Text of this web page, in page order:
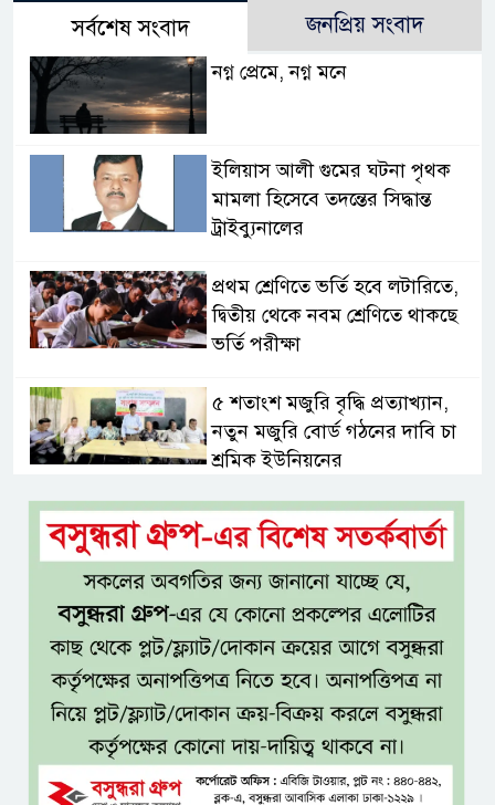
সর্বশেষ সংবাদ জনপ্রিয় সংবাদ
নগ্ন প্রেমে, নগ্ন মনে
ইলিয়াস আলী গুমের ঘটনা পৃথক
মামলা হিসেবে তদন্তের সিদ্ধান্ত
ট্রাইব্যুনালের
প্রথম শ্রেণিতে ভর্তি হবে লটারিতে,
দ্বিতীয় থেকে নবম শ্রেণিতে থাকছে
ভর্তি পরীক্ষা
৫ শতাংশ মজুরি বৃদ্ধি প্রত্যাখ্যান,
নতুন মজুরি বোর্ড গঠনের দাবি চা
শ্রমিক ইউনিয়নের
টাঙ্গাইল জেলা পরিষদের উদ্যোগে
২৩ লাখ টাকার আর্থিক অনুদানের
চেক বিতরণ
ধলেশ্বরী থেকে অবৈধ বালু উত্তোলন,
হুমকিতে শামসুল হক সেতু
বঙ্গভবনের নতুন বাসিন্দা কি মির্জা
ফখরুল? বিএনপিতে জোর
আলোচনা, সিদ্ধান্ত নেবেন তারেক